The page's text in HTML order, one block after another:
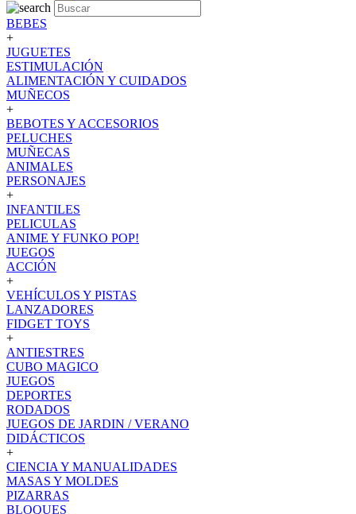
BEBES
+
JUGUETES
ESTIMULACIÓN
ALIMENTACIÓN Y CUIDADOS
MUÑECOS
+
BEBOTES Y ACCESORIOS
PELUCHES
MUÑECAS
ANIMALES
PERSONAJES
+
INFANTILES
PELICULAS
ANIME Y FUNKO POP!
JUEGOS
ACCIÓN
+
VEHÍCULOS Y PISTAS
LANZADORES
FIDGET TOYS
+
ANTIESTRES
CUBO MAGICO
JUEGOS
DEPORTES
RODADOS
JUEGOS DE JARDIN / VERANO
DIDÁCTICOS
+
CIENCIA Y MANUALIDADES
MASAS Y MOLDES
PIZARRAS
BLOQUES